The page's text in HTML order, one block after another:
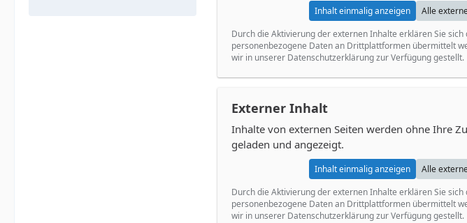
Inhalt einmalig anzeigen
Alle
Durch die Aktivierung der externen Inhalte erklären Sie
personenbezogene Daten an Drittplattformen übermittelt
wir in unserer Datenschutzerklärung zur Verfügung gestellt.
Externer Inhalt
Inhalte von externen Seiten werden ohne Ihre
geladen und angezeigt.
Inhalt einmalig anzeigen
Alle
Durch die Aktivierung der externen Inhalte erklären Sie
personenbezogene Daten an Drittplattformen übermittelt
wir in unserer Datenschutzerklärung zur Verfügung gestellt.